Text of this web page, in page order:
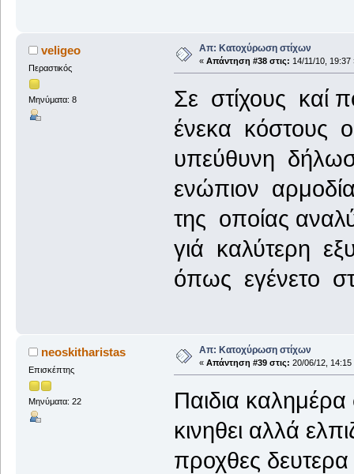
veligeo
Περαστικός
Μηνύματα: 8
Απ: Κατοχύρωση στίχων
« Απάντηση #38 στις: 14/11/10, 19:37
Σε στίχους καί
ένεκα κόστους
υπεύθυνη
ενώπιον
της οποίας
γιά καλύτερη
όπως εγένετο
neoskitharistas
Επισκέπτης
Μηνύματα: 22
Απ: Κατοχύρωση στίχων
« Απάντηση #39 στις: 20/06/12, 14:15
Παιδια καλημέρα
κινηθει αλλά
προχθες